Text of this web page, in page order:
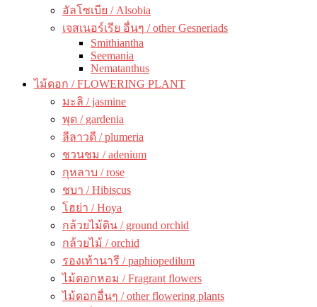
อัลโซเบีย / Alsobia
เจสเนอร์เรีย อื่นๆ / other Gesneriads
Smithiantha
Seemania
Nematanthus
ไม้ดอก / FLOWERING PLANT
มะลิ / jasmine
พุด / gardenia
ลีลาวดี / plumeria
ชวนชม / adenium
กุหลาบ / rose
ชบา / Hibiscus
โฮย่า / Hoya
กล้วยไม้ดิน / ground orchid
กล้วยไม้ / orchid
รองเท้านารี / paphiopedilum
ไม้ดอกหอม / Fragrant flowers
ไม้ดอกอื่นๆ / other flowering plants